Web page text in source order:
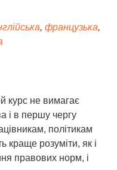
, французька,
курс не вимагає
і в першу чергу
політикам
краще розуміти, як і
правових норм, і